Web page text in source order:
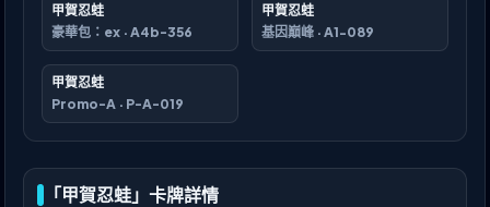
甲賀忍蛙
豪華包：ex · A4b-356
甲賀忍蛙
基因巔峰 · A1-089
甲賀忍蛙
Promo-A · P-A-019
「甲賀忍蛙」卡牌詳情